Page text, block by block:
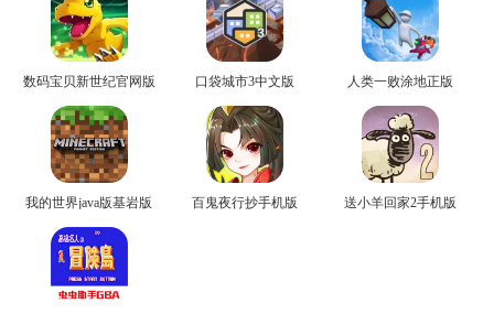
数码宝贝新世纪官网版 口袋城市3中文版 人类一败涂地正版
我的世界java版基岩版 百鬼夜行抄手机版 送小羊回家2手机版